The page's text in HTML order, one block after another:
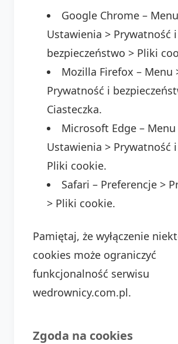
Google Chrome –
Ustawienia > Prywatność i
bezpieczeństwo > Pliki
Mozilla Firefox – Menu
Prywatność i
Ciasteczka.
Microsoft Edge – Menu
Ustawienia > Prywatność i
Pliki cookie.
Safari – Preferencje >
> Pliki cookie.
Pamiętaj, że wyłączenie
cookies może ograniczyć
funkcjonalność serwisu
wedrownicy.com.pl.
Zgoda na cookies